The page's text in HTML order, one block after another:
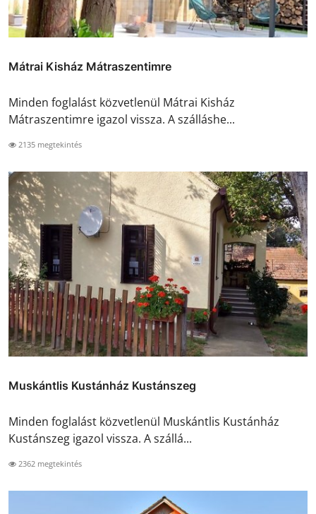
Mátrai Kisház Mátraszentimre
Minden foglalást közvetlenül Mátrai Kisház
Mátraszentimre igazol vissza. A szálláshe...
2135 megtekintés
Muskántlis Kustánház Kustánszeg
Minden foglalást közvetlenül Muskántlis Kustánház
Kustánszeg igazol vissza. A szállá...
2362 megtekintés